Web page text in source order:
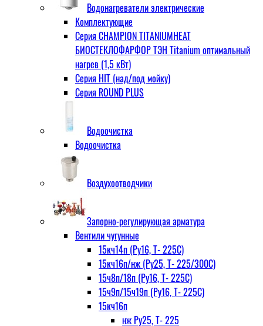
Водонагреватели электрические
Комплектующие
Серия CHAMPION TITANIUMHEAT
БИОСТЕКЛОФАРФОР ТЭН Titanium оптимальный
нагрев (1,5 кВт)
Серия HIT (над/под мойку)
Серия ROUND PLUS
Водоочистка
Водоочистка
Воздухоотводчики
Запорно-регулирующая арматура
Вентили чугунные
15кч14п (Ру16, Т- 225С)
15кч16п/нж (Ру25, Т- 225/300С)
15ч8п/18п (Ру16, Т- 225С)
15ч9п/15ч19п (Ру16, Т- 225С)
15кч16п
нж Ру25, Т- 225